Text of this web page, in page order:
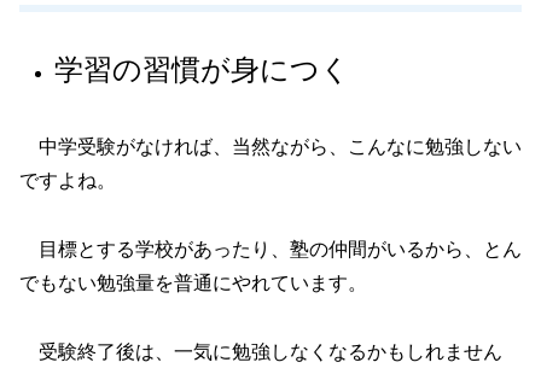
学習の習慣が身につく
中学受験がなければ、当然ながら、こんなに勉強しない
ですよね。
目標とする学校があったり、塾の仲間がいるから、とん
でもない勉強量を普通にやれています。
受験終了後は、一気に勉強しなくなるかもしれません